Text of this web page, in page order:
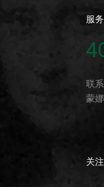
服
联
蒙
关